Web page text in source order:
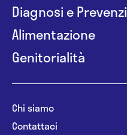
Diagnosi e
Alimentazione
Genitorialità
Chi siamo
Contattaci